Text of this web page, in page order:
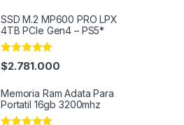
SSD M.2 MP600 PRO LPX
4TB PCIe Gen4 – PS5*
Rated5.00
out of 5
$2.781.000
Memoria Ram Adata Para
Portatil 16gb 3200mhz